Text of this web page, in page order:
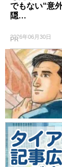
でもない“意
隠…
2026年06月30日
PR